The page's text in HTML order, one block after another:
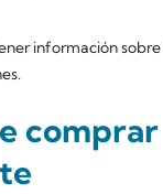
información
comprar